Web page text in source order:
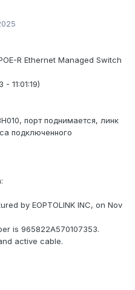
R Ethernet Managed Switch
11:01:19)
порт поднимается, линк
подключенного
by EOPTOLINK INC, on Nov
is 965822A570107353.
active cable.